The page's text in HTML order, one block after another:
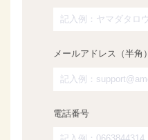
メールアドレス（半角）
電話番号